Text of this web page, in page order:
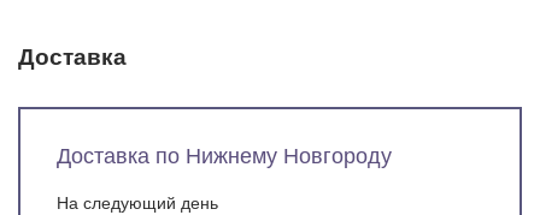
Доставка
Доставка по Нижнему Новгороду
На следующий день